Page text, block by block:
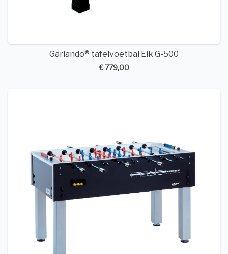
Garlando® tafelvoetbal Eik G-500
€ 779,00